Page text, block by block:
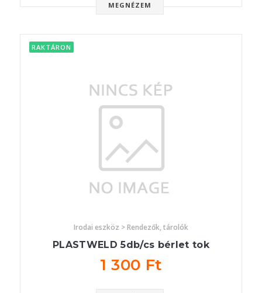
MEGNÉZEM
RAKTÁRON
Irodai eszköz > Rendezők, tárolók
PLASTWELD 5db/cs bérlet tok
1 300 Ft